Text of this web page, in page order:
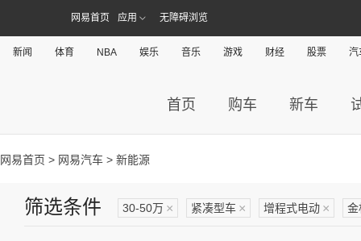
网易首页 应用 无障碍浏览
新闻 体育 NBA 娱乐 音乐 游戏 财经 股票 汽
首页 购车 新车
网易首页 > 网易汽车 > 新能源
筛选条件 30-50万 × 紧凑型车 × 增程式电动 × 金